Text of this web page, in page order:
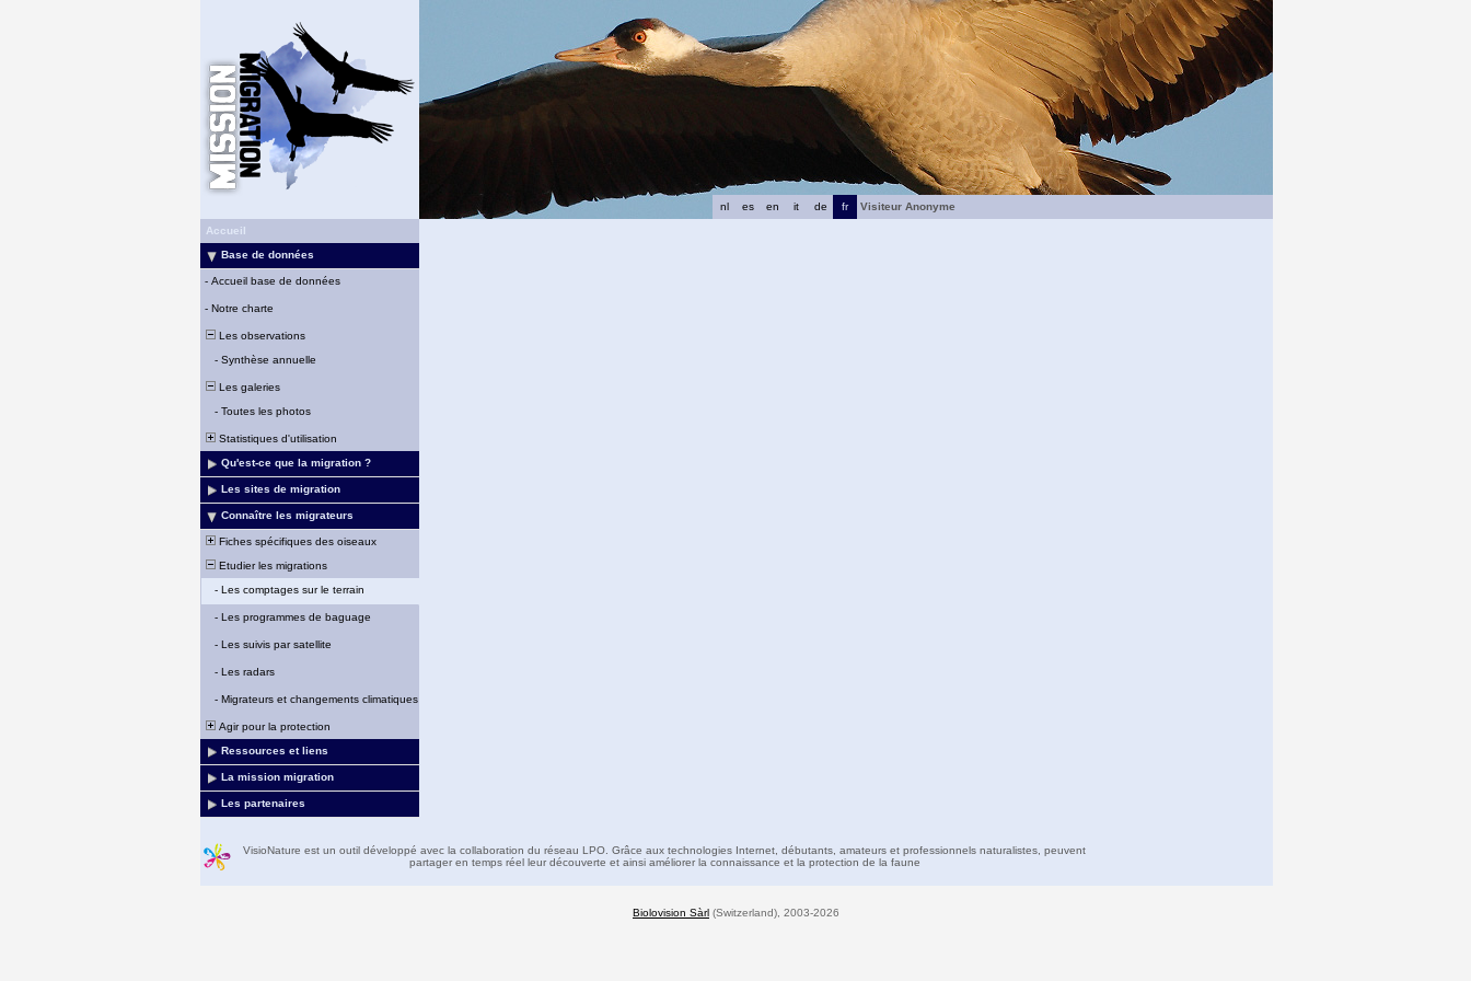
fr
de
it
en
es
nl
Visiteur Anonyme
Accueil
Base de données
- Accueil base de données
- Notre charte
Les observations
- Synthèse annuelle
Les galeries
- Toutes les photos
Statistiques d'utilisation
Qu'est-ce que la migration ?
Les sites de migration
Connaître les migrateurs
Fiches spécifiques des oiseaux
Etudier les migrations
- Les comptages sur le terrain
- Les programmes de baguage
- Les suivis par satellite
- Les radars
- Migrateurs et changements climatiques
Agir pour la protection
Ressources et liens
La mission migration
Les partenaires
VisioNature est un outil développé avec la collaboration du réseau LPO. Grâce aux technologies Internet, débutants, amateurs et professionnels naturalistes, peuvent
partager en temps réel leur découverte et ainsi améliorer la connaissance et la protection de la faune
Biolovision Sàrl (Switzerland), 2003-2026